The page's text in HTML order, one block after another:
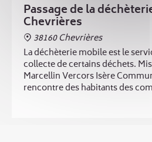
Passage de la
Chevrières
38160 Chevrières
La déchèterie mobile est le
collecte de certains déchets.
Marcellin Vercors Isère
rencontre des habitants des